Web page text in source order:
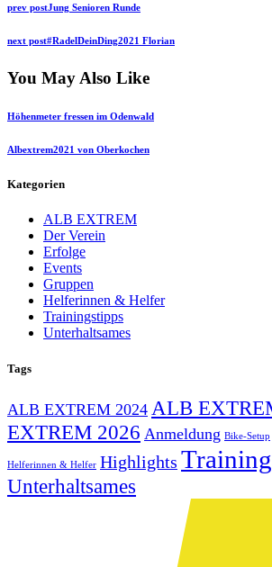
Beitragsnavigation
Previous
prev postJung Senioren Runde
Next
next post#RadelDeinDing2021 Florian
You May Also Like
Höhenmeter fressen im Odenwald
Albextrem2021 von Oberkochen
Kategorien
ALB EXTREM
Der Verein
Erfolge
Events
Gruppen
Helferinnen & Helfer
Trainingstipps
Unterhaltsames
Tags
ALB EXTREM 2024 ALB
EXTREM 2026 Anmeldung Bike-Setup
Helferinnen & Helfer Highlights
Unterhaltsames